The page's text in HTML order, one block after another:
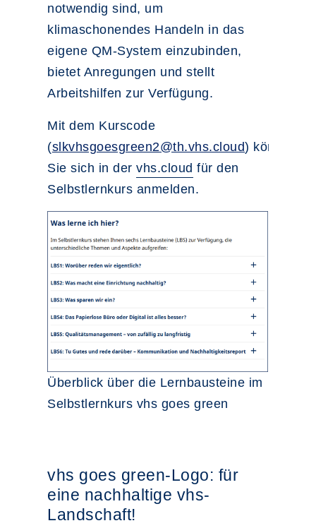
notwendig sind, um
klimaschonendes Handeln in das
eigene QM-System einzubinden,
bietet Anregungen und stellt
Arbeitshilfen zur Verfügung.
Mit dem Kurscode
(slkvhsgoesgreen2@th.vhs.cloud) können
Sie sich in dervhs.cloud für den
Selbstlernkurs anmelden.
Überblick über die Lernbausteine im
Selbstlernkurs vhs goes green
vhs goes green-Logo: für
eine nachhaltige vhs-
Landschaft!